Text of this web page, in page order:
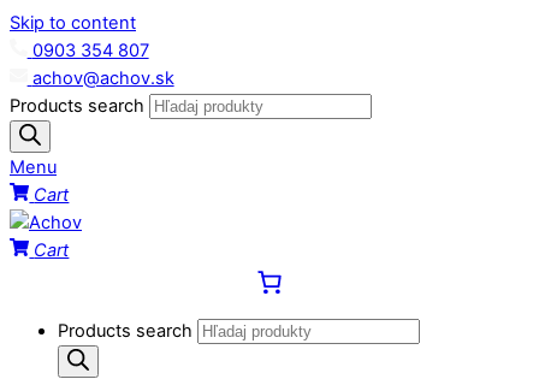
Skip to content
0903 354 807
achov@achov.sk
Products search
Menu
Cart
Cart
Products search